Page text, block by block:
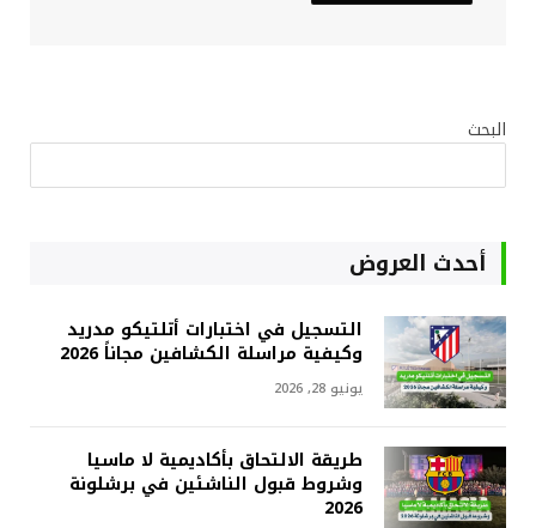
البحث
أحدث العروض
التسجيل في اختبارات أتلتيكو مدريد
وكيفية مراسلة الكشافين مجاناً 2026
يونيو 28, 2026
طريقة الالتحاق بأكاديمية لا ماسيا
وشروط قبول الناشئين في برشلونة
2026